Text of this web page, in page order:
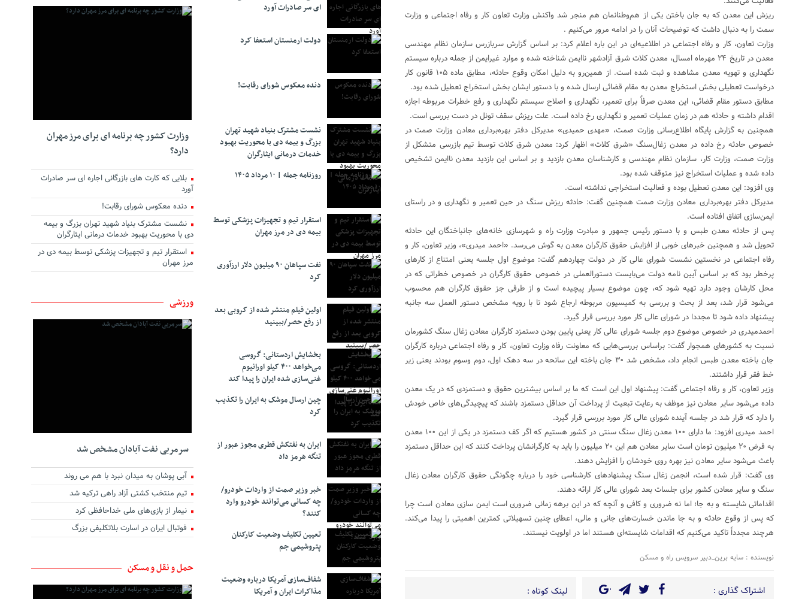
ریزش این معدن که به جان باختن یکی از هم‌وطنانمان هم منجر شد واکنش وزارت تعاون کار و رفاه اجتماعی و وزارت
سمت را به دنبال داشت که توضیحات آنان را در ادامه مرور می‌کنیم .
وزارت تعاون، کار و رفاه اجتماعی در اطلاعیه‌ای در این باره اعلام کرد: بر اساس گزارش سربازرس سازمان نظام مهندسی
معدن در تاریخ ۲۴ مهرماه امسال، معدن کلات شرق آزادشهر ناایمن شناخته شده و موارد غیرایمن از جمله درباره سیستم
نگهداری و تهویه معدن مشاهده و ثبت شده است. از همین‌رو به دلیل امکان وقوع حادثه، مطابق ماده ۱۰۵ قانون کار
درخواست تعطیلی بخش استخراج معدن به مقام قضائی ارسال شده و با دستور ایشان بخش استخراج تعطیل شده بود.
مطابق دستور مقام قضائی، این معدن صرفاً برای تعمیر، نگهداری و اصلاح سیستم نگهداری و رفع خطرات مربوطه اجازه
اقدام داشته و حادثه هم در زمان عملیات تعمیر و نگهداری رخ داده است. علت ریزش سقف تونل در دست بررسی است.
همچنین به گزارش پایگاه اطلاع‌رسانی وزارت صمت، «مهدی حمیدی» مدیرکل دفتر بهره‌برداری معادن وزارت صمت در
خصوص حادثه رخ داده در معدن زغال‌سنگ «شرق کلات» اظهار کرد: معدن شرق کلات توسط تیم بازرسی متشکل از
وزارت صمت، وزارت کار، سازمان نظام مهندسی و کارشناسان معدن بازدید و بر اساس این بازدید معدن ناایمن تشخیص
داده شده و عملیات استخراج نیز متوقف شده بود.
وی افزود: این معدن تعطیل بوده و فعالیت استخراجی نداشته است.
مدیرکل دفتر بهره‌برداری معادن وزارت صمت همچنین گفت: حادثه ریزش سنگ در حین تعمیر و نگهداری و در راستای
ایمن‌سازی اتفاق افتاده است.
پس از حادثه معدن طبس و با دستور رئیس جمهور و مبادرت وزارت راه و شهرسازی خانه‌های جانباختگان این حادثه
تحویل شد و همچنین خبرهای خوبی از افزایش حقوق کارگران معدن به گوش می‌رسد. «احمد میدری»، وزیر تعاون، کار و
رفاه اجتماعی در نخستین نشست شورای عالی کار در دولت چهاردهم گفت: موضوع اول جلسه یعنی امتناع از کار‌های
پرخطر بود که بر اساس آیین نامه دولت می‌بایست دستورالعملی در خصوص حقوق کارگران در خصوص خطراتی که در
محل کارشان وجود دارد تهیه شود که، چون موضوع بسیار پیچیده است و از طرفی جز حقوق کارگران هم محسوب
می‌شود قرار شد، بعد از بحث و بررسی به کمیسیون مربوطه ارجاع شود تا با رویه مشخص دستور العمل سه جانبه
پیشنهاد داده شود تا مجددا در شورای عالی کار مورد بررسی قرار گیرد.
احمدمیدری در خصوص موضوع دوم جلسه شورای عالی کار یعنی پایین بودن دستمزد کارگران معادن زغال سنگ کشورمان
نسبت به کشور‌های همجوار گفت: براساس بررسی‌هایی که معاونت رفاه وزارت تعاون، کار و رفاه اجتماعی درباره کارگران
جان باخته معدن طبس انجام داد، مشخص شد ۳۰ جان باخته این سانحه در سه دهک اول، دوم وسوم بودند یعنی زیر
خط فقر قرار داشتند.
وزیر تعاون، کار و رفاه اجتماعی گفت: پیشنهاد اول این است که ما بر اساس بیشترین حقوق و دستمزدی که در یک معدن
داده می‌شود سایر معادن نیز موظف به رعایت تبعیت از پرداخت آن حداقل دستمزد باشند که پیچیدگی‌های خاص خودش
را دارد که قرار شد در جلسه آینده شورای عالی کار مورد بررسی قرار گیرد.
احمد میدری افزود: ما دارای ۱۰۰ معدن زغال سنگ سنتی در کشور هستیم که اگر کف دستمزد در یکی از این ۱۰۰ معدن
به فرض ۲۰ میلیون تومان است سایر معادن هم این ۲۰ میلیون را باید به کارگرانشان پرداخت کنند که این حداقل دستمزد
باعث می‌شود سایر معادن نیز بهره روی خودشان را افزایش دهند.
وی گفت: قرار شده است، انجمن زغال سنگ پیشنهاد‌های کارشناسی خود را درباره چگونگی حقوق کارگران معادن زغال
سنگ و سایر معادن کشور برای جلسات بعد شورای عالی کار ارائه دهند.
اقداماتی شایسته و به جا؛ اما نه ضروری و کافی و آنچه که در این برهه زمانی ضروری است ایمن سازی معادن است چرا
که پس از وقوع حادثه و به جا ماندن خسارت‌های جانی و مالی، اعطای چنین تسهیلاتی کمترین اهمیتی را پیدا می‌کند.
هرچند مجدداً تاکید می‌کنیم که اقدامات شایسته‌ای هستند اما در اولویت نیستند.
نویسنده : سایه برین_دبیر سرویس راه و مسکن
اشتراک گذاری : لینک کوتاه :
ای سر صادرات آورد
دولت ارمنستان استعفا کرد
دنده معکوس شورای رقابت!
نشست مشترک بنیاد شهید تهران
بزرگ و بیمه دی با محوریت بهبود
خدمات درمانی ایثارگران
روزنامه جمله | ۱۰ مرداد ۱۴۰۵
استقرار تیم و تجهیزات پزشکی توسط
بیمه دی در مرز مهران
نفت سپاهان ۹۰ میلیون دلار ارزآوری
کرد
اولین فیلم منتشر شده از کروبی بعد
از رفع حصر/ببینید
بخشایش اردستانی: گروسی
می‌خواهد ۴۰۰ کیلو اورانیوم
غنی‌سازی شده ایران را پیدا کند
چین ارسال موشک به ایران را تکذیب
کرد
ایران به نفتکش قطری مجوز عبور از
تنگه هرمز داد
خبر وزیر صمت از واردات خودرو/
چه کسانی می‌توانند خودرو وارد
کنند؟
تعیین تکلیف وضعیت کارکنان
پتروشیمی جم
شفاف‌سازی آمریکا درباره وضعیت
مذاکرات ایران و آمریکا
وزارت کشور چه برنامه ای برای مرز مهران
دارد؟
بلایی که کارت های بازرگانی اجاره ای سر صادرات
آورد
دنده معکوس شورای رقابت!
نشست مشترک بنیاد شهید تهران بزرگ و بیمه
دی با محوریت بهبود خدمات درمانی ایثارگران
استقرار تیم و تجهیزات پزشکی توسط بیمه دی در
مرز مهران
ورزشی
سرمربی نفت آبادان مشخص شد
آبی پوشان به میدان نبرد با هم می روند
تیم منتخب کشتی آزاد راهی ترکیه شد
نیمار از بازی‌های ملی خداحافظی کرد
فوتبال ایران در اسارت بلاتکلیفی بزرگ
حمل و نقل و مسکن